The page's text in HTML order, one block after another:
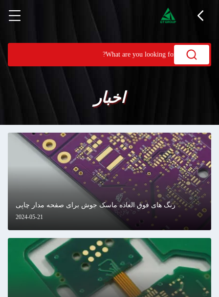
اخبار
2024-05-21
رنگ های فوق العاده ماسک جوش برای صفحه مدار چاپی